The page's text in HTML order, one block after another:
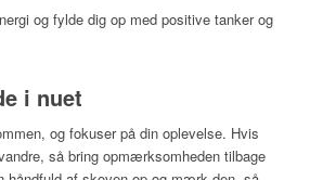
og fylde dig op med positive tanker og
i nuet
og fokuser på din oplevelse. Hvis
så bring opmærksomheden tilbage